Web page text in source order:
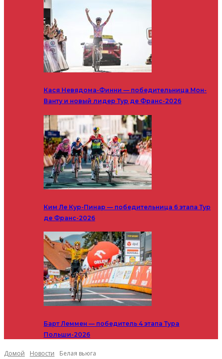
Кася Невядома-Финни — победительница Мон-
Ванту и новый лидер Тур де Франс-2026
Ким Ле Кур-Пинар — победительница 6 этапа Тур
де Франс-2026
Барт Леммен — победитель 4 этапа Тура
Польши-2026
Домой Новости Белая вьюга